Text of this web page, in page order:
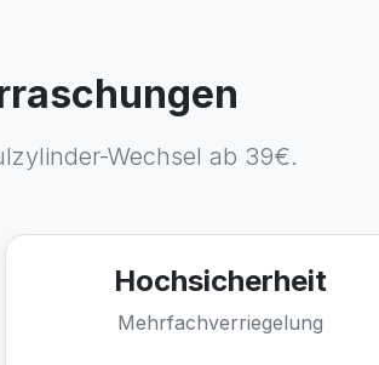
Wechsel ab 39€.
Hochsicherheit
Mehrfachverriegelung